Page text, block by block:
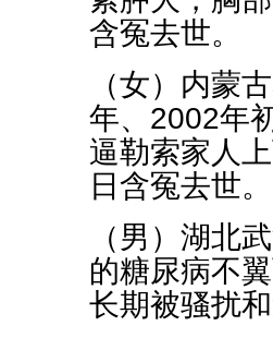
含冤去世。
（女）内蒙
年、2002年
逼勒索家人
日含冤去世。
（男）湖北
的糖尿病不
长期被骚扰